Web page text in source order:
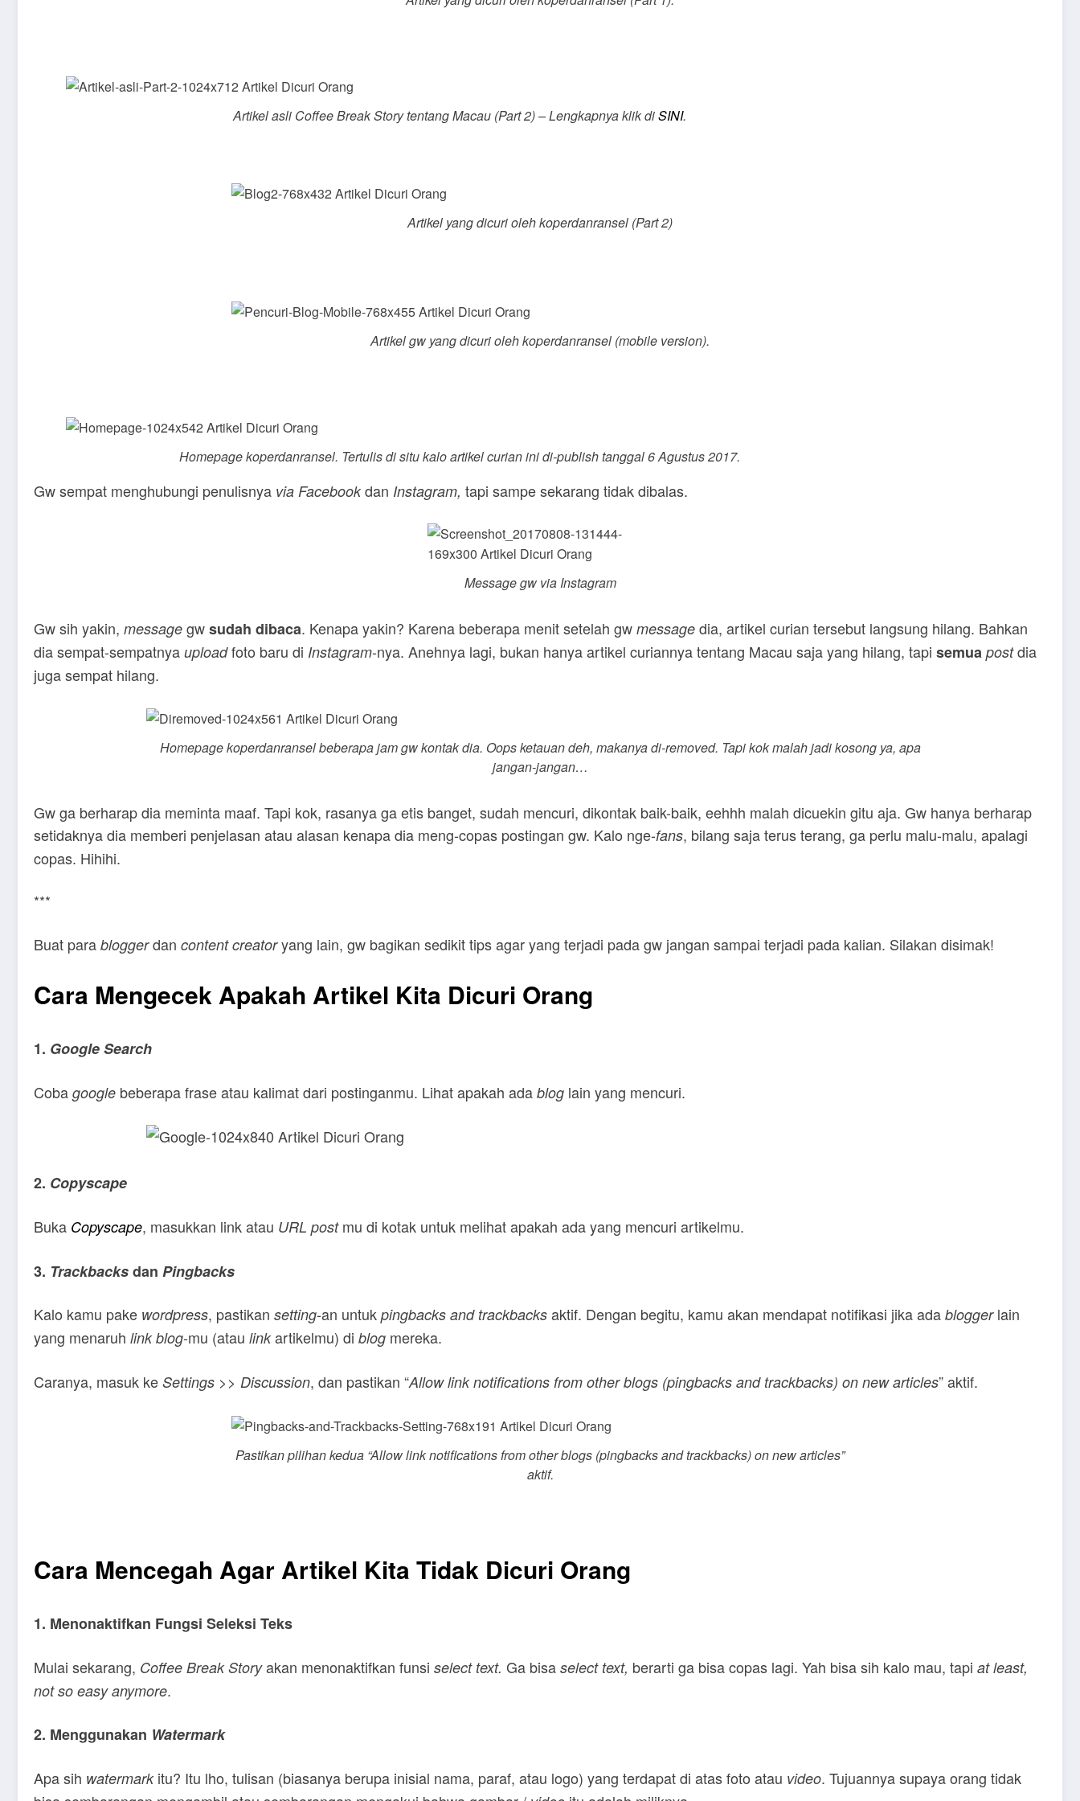
Artikel asli Coffee Break Storytentang Macau (Part2) – Lengkapnya klik diSINI.
Artikel yang dicuri oleh koperdanransel (Part2)
Artikel gw yang dicuri oleh koperdanransel (mobile version).
Homepagekoperdanransel. Tertulis di situ kalo artikel curian ini di-publishtanggal 6 Agustus 2017.
Gw sempat menghubungi penulisnya via Facebookdan Instagram, tapi sampe sekarang tidak dibalas.
Messagegw via Instagram
Gw sih yakin, message gwsudah dibaca. Kenapa yakin? Karena beberapa menit setelah gw message dia, artikel curian tersebut langsung hilang. Bahkan
dia sempat-sempatnya uploadfoto baru di Instagram-nya. Anehnya lagi, bukan hanya artikel curiannya tentang Macau saja yang hilang, tapi semua postdia
juga sempat hilang.
Homepagekoperdanransel beberapa jam gw kontak dia. Oopsketauan deh, makanya di-removed. Tapi kok malah jadi kosong ya, apa
jangan-jangan…
Gw ga berharap dia meminta maaf. Tapi kok, rasanya ga etis banget, sudah mencuri, dikontak baik-baik, eehhh malah dicuekin gitu aja. Gw hanya berharap
setidaknya dia memberi penjelasan atau alasan kenapa dia meng-copas postingan gw. Kalo nge-fans, bilang saja terus terang, ga perlu malu-malu, apalagi
copas. Hihihi.
***
Buat para bloggerdan content creatoryang lain, gw bagikan sedikit tips agar yang terjadi pada gw jangan sampai terjadi pada kalian. Silakan disimak!
Cara Mengecek Apakah Artikel Kita Dicuri Orang
1. Google Search
Coba google beberapa frase atau kalimat dari postinganmu. Lihat apakah ada blog lain yang mencuri.
2. Copyscape
Buka Copyscape, masukkan link atau URL postmu di kotak untuk melihat apakah ada yang mencuri artikelmu.
3. Trackbacksdan Pingbacks
Kalo kamu pake wordpress, pastikan setting-an untuk pingbacks and trackbacks aktif. Dengan begitu, kamu akan mendapat notifikasi jika ada bloggerlain
yang menaruh link blog-mu (atau linkartikelmu) di blog mereka.
Caranya, masuk ke Settings >> Discussion, dan pastikan “Allow link notifications from other blogs (pingbacks and trackbacks) on new articles” aktif.
Pastikan pilihan kedua “Allow link notifications from other blogs (pingbacks and trackbacks) on new articles”
aktif.
Cara Mencegah Agar Artikel Kita Tidak Dicuri Orang
1. Menonaktifkan Fungsi Seleksi Teks
Mulai sekarang, Coffee Break Storyakan menonaktifkan funsi select text. Ga bisa select text, berarti ga bisa copas lagi. Yah bisa sih kalo mau, tapi at least,
not so easy anymore.
2. Menggunakan Watermark
Apa sih watermarkitu? Itu lho, tulisan (biasanya berupa inisial nama, paraf, atau logo) yang terdapat di atas foto atau video. Tujuannya supaya orang tidak